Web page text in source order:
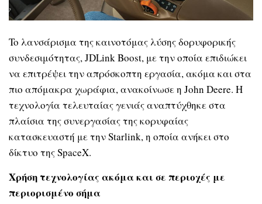
To λανσάρισμα της καινοτόμας λύσης δορυφορικής
συνδεσιμότητας, JDLink Boost, με την οποία επιδιώκει
να επιτρέψει την απρόσκοπτη εργασία, ακόμα και στα
πιο απόμακρα χωράφια, ανακοίνωσε η John Deere. Η
τεχνολογία τελευταίας γενιάς αναπτύχθηκε στα
πλαίσια της συνεργασίας της κορυφαίας
κατασκευαστή με την Starlink, η οποία ανήκει στο
δίκτυο της SpaceX.
Χρήση τεχνολογίας ακόμα και σε περιοχές με
περιορισμένο σήμα